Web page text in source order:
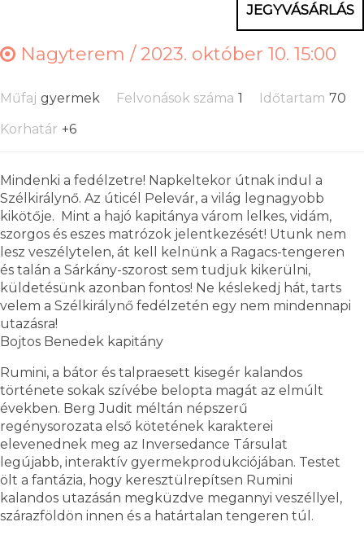
JEGYVÁSÁRLÁS
Nagyterem /2023. október 10. 15:00
Műfaj gyermek Felvonások száma 1 Időtartam 70
Korhatár +6
Mindenki a fedélzetre! Napkeltekor útnak indul a
Szélkirálynő. Az úticél Pelevár, a világ legnagyobb
kikötője. Mint a hajó kapitánya várom lelkes, vidám,
szorgos és eszes matrózok jelentkezését! Utunk nem
lesz veszélytelen, át kell kelnünk a Ragacs-tengeren
és talán a Sárkány-szorost sem tudjuk kikerülni,
küldetésünk azonban fontos! Ne késlekedj hát, tarts
velem a Szélkirálynő fedélzetén egy nem mindennapi
utazásra!
Bojtos Benedek kapitány
Rumini, a bátor és talpraesett kisegér kalandos
története sokak szívébe belopta magát az elmúlt
években. Berg Judit méltán népszerű
regénysorozata első kötetének karakterei
elevenednek meg az Inversedance Társulat
legújabb, interaktív gyermekprodukciójában. Testet
ölt a fantázia, hogy keresztülrepítsen Rumini
kalandos utazásán megküzdve megannyi veszéllyel,
szárazföldön innen és a határtalan tengeren túl.